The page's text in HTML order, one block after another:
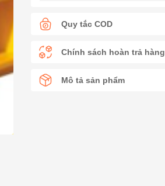
Quy tắc COD
Chính sách hoàn trả hàng
Mô tả sản phẩm